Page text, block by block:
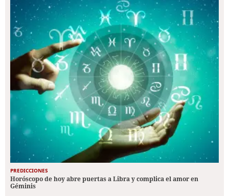
PREDICCIONES
Horóscopo de hoy abre puertas a Libra y complica el amor en
Géminis